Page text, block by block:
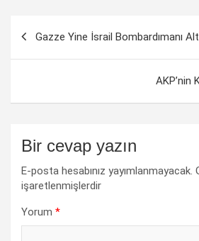
Gazze Yine İsrail Bombardımanı
AKP’nin
Bir cevap yazın
E-posta hesabınız yayımlanmayacak.
işaretlenmişlerdir
Yorum *